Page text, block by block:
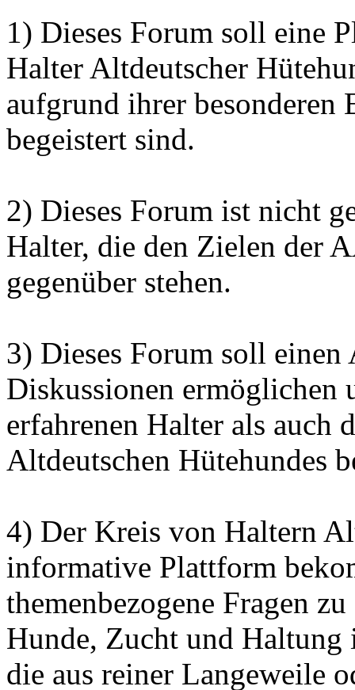
1) Dieses Forum soll eine
Halter Altdeutscher
aufgrund ihrer besonderen
begeistert sind.
2) Dieses Forum ist nicht
Halter, die den Zielen der
gegenüber stehen.
3) Dieses Forum soll
Diskussionen ermöglichen
erfahrenen Halter als auch
Altdeutschen Hütehundes
4) Der Kreis von Haltern
informative Plattform
themenbezogene Fragen
Hunde, Zucht und Haltung
die aus reiner Langeweile